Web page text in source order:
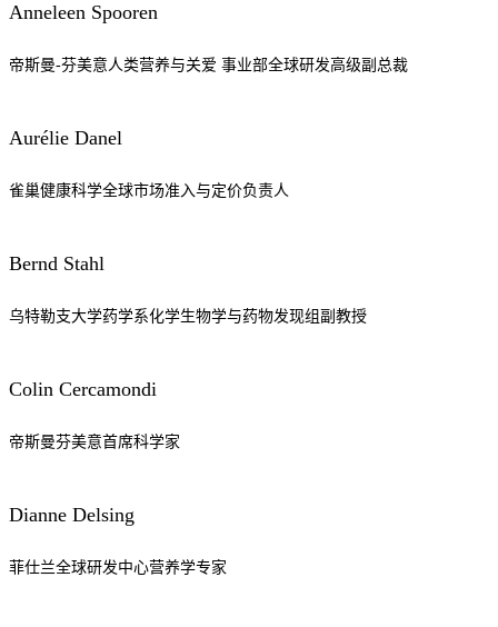
Anneleen Spooren
帝斯曼-芬美意人类营养与关爱 事业部全球研发高级副总裁
Aurélie Danel
雀巢健康科学全球市场准入与定价负责人
Bernd Stahl
乌特勒支大学药学系化学生物学与药物发现组副教授
Colin Cercamondi
帝斯曼芬美意首席科学家
Dianne Delsing
菲仕兰全球研发中心营养学专家